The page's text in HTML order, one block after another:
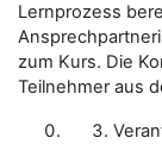
Lernprozess
zum Kurs. Die
Teilnehmer aus